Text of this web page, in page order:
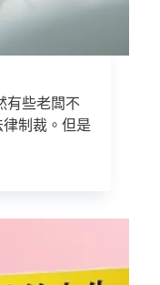
有些老闆不
制裁。但是